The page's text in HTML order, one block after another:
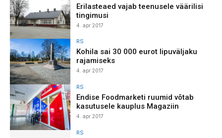
Erilasteaed vajab teenusele väärilisi
tingimusi
4. apr 2017
RS
Kohila sai 30 000 eurot lipuväljaku
rajamiseks
4. apr 2017
RS
Endise Foodmarketi ruumid võtab
kasutusele kauplus Magaziin
4. apr 2017
RS